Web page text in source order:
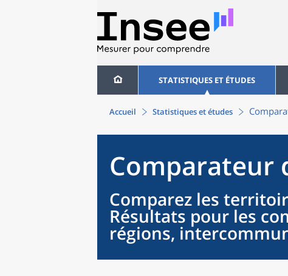
STATISTIQUES ET ÉTUDES
Accueil Statistiques et études
Comparateur
Comparez les
Résultats pour les
régions,